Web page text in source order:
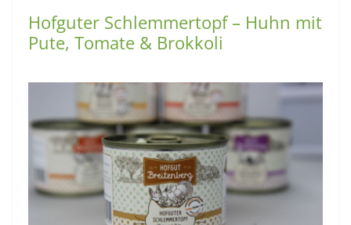
Hofguter Schlemmertopf – Huhn mit
Pute, Tomate & Brokkoli